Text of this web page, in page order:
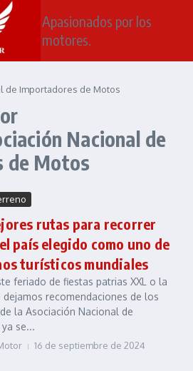
Apasionados por los
motores.
de Importadores de Motos
Nacional de
de Motos
rutas para recorrer
país elegido como uno de
turísticos mundiales
feriado de fiestas patrias XXL o la
recomendaciones de los
la Asociación Nacional de
se...
16 de septiembre de 2024